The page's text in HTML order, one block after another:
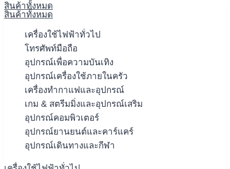
สินค้าทั้งหมด
สินค้าทั้งหมด
เครื่องใช้ไฟฟ้าทั่วไป
โทรศัพท์มือถือ
อุปกรณ์เพื่อความบันเทิง
อุปกรณ์เครื่องใช้ภายในครัว
เครื่องทำกาแฟและอุปกรณ์
เกม & สตรีมมิ่งและอุปกรณ์เสริม
อุปกรณ์คอมพิวเตอร์
อุปกรณ์ยานยนต์และคาร์แคร์
อุปกรณ์เดินทางและกีฬา